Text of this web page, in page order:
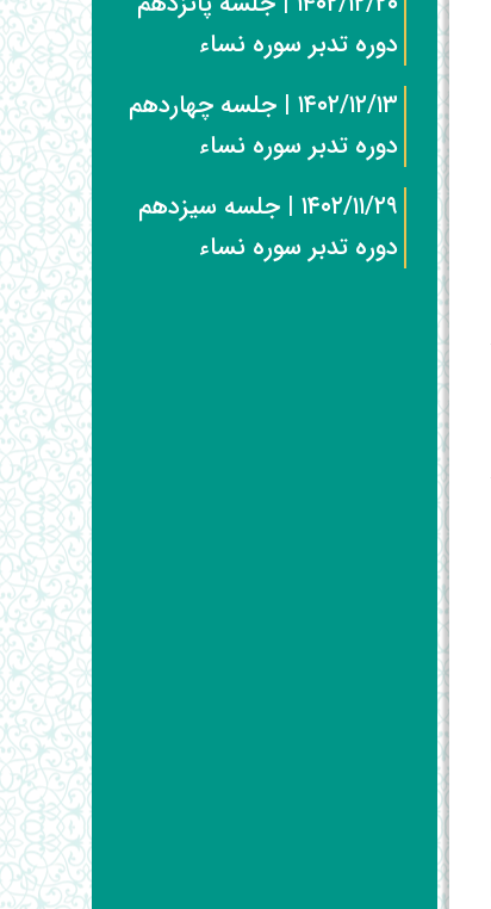
دوره تدبر سوره نساء
۱۴۰۲/۱۲/۱۳ | جلسه چهاردهم
دوره تدبر سوره نساء
۱۴۰۲/۱۱/۲۹ | جلسه سیزدهم
دوره تدبر سوره نساء